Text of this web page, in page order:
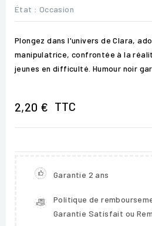
État : Occasion
Plongez dans l'univers de Clara,
manipulatrice, confrontée à la
jeunes en difficulté. Humour noir
2,20 € TTC
Garantie 2 ans
Politique de
Garantie Satisfait ou